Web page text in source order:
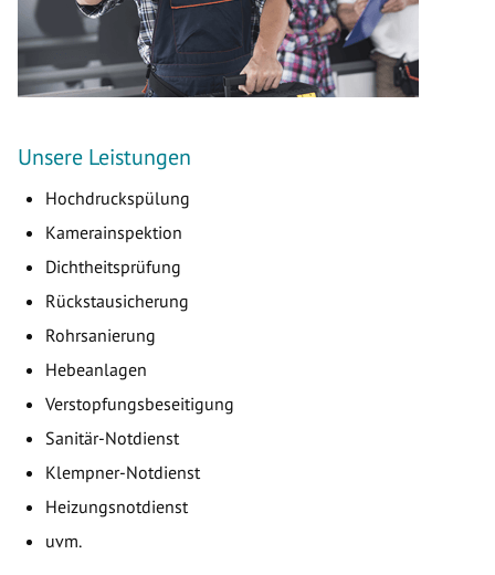
Unsere Leistungen
Hochdruckspülung
Kamerainspektion
Dichtheitsprüfung
Rückstausicherung
Rohrsanierung
Hebeanlagen
Verstopfungsbeseitigung
Sanitär-Notdienst
Klempner-Notdienst
Heizungsnotdienst
uvm.